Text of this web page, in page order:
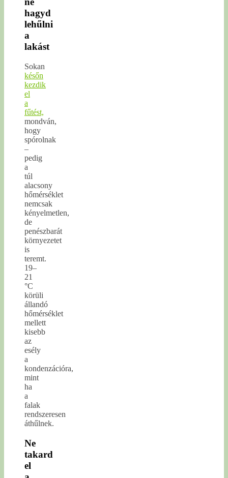
hagyd
lehűlni
a
lakást
Sokan
későn
kezdik
el
a
fűtést,
mondván,
hogy
spórolnak
–
pedig
a
túl
alacsony
hőmérséklet
nemcsak
kényelmetlen,
de
penészbarát
környezetet
is
teremt.
19–
21
°C
körüli
állandó
hőmérséklet
mellett
kisebb
az
esély
a
kondenzációra,
mint
ha
a
falak
rendszeresen
áthűlnek.
Ne
takard
el